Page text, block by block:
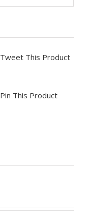
Tweet This Product
Pin This Product